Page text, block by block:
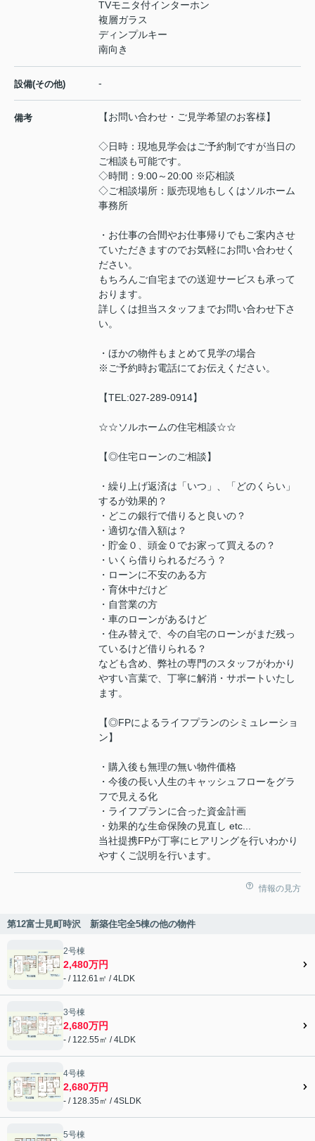
TVモニタ付インターホン
複層ガラス
ディンプルキー
南向き
設備(その他) -
備考 【お問い合わせ・ご見学希望のお客様】
◇日時：現地見学会はご予約制ですが当日の
ご相談も可能です。
◇時間：9:00～20:00 ※応相談
◇ご相談場所：販売現地もしくはソルホーム
事務所
・お仕事の合間やお仕事帰りでもご案内させ
ていただきますのでお気軽にお問い合わせく
ださい。
もちろんご自宅までの送迎サービスも承って
おります。
詳しくは担当スタッフまでお問い合わせ下さ
い。
・ほかの物件もまとめて見学の場合
※ご予約時お電話にてお伝えください。
【TEL:027-289-0914】
☆☆ソルホームの住宅相談☆☆
【◎住宅ローンのご相談】
・繰り上げ返済は「いつ」、「どのくらい」
するが効果的？
・どこの銀行で借りると良いの？
・適切な借入額は？
・貯金０、頭金０でお家って買えるの？
・いくら借りられるだろう？
・ローンに不安のある方
・育休中だけど
・自営業の方
・車のローンがあるけど
・住み替えで、今の自宅のローンがまだ残っ
ているけど借りられる？
なども含め、弊社の専門のスタッフがわかり
やすい言葉で、丁寧に解消・サポートいたし
ます。
【◎FPによるライフプランのシミュレーショ
ン】
・購入後も無理の無い物件価格
・今後の長い人生のキャッシュフローをグラ
フで見える化
・ライフプランに合った資金計画
・効果的な生命保険の見直し etc...
当社提携FPが丁寧にヒアリングを行いわかり
やすくご説明を行います。
情報の見方
第12富士見町時沢 新築住宅全5棟の他の物件
2号棟
2,480万円
- / 112.61㎡ / 4LDK
3号棟
2,680万円
- / 122.55㎡ / 4LDK
4号棟
2,680万円
- / 128.35㎡ / 4SLDK
5号棟